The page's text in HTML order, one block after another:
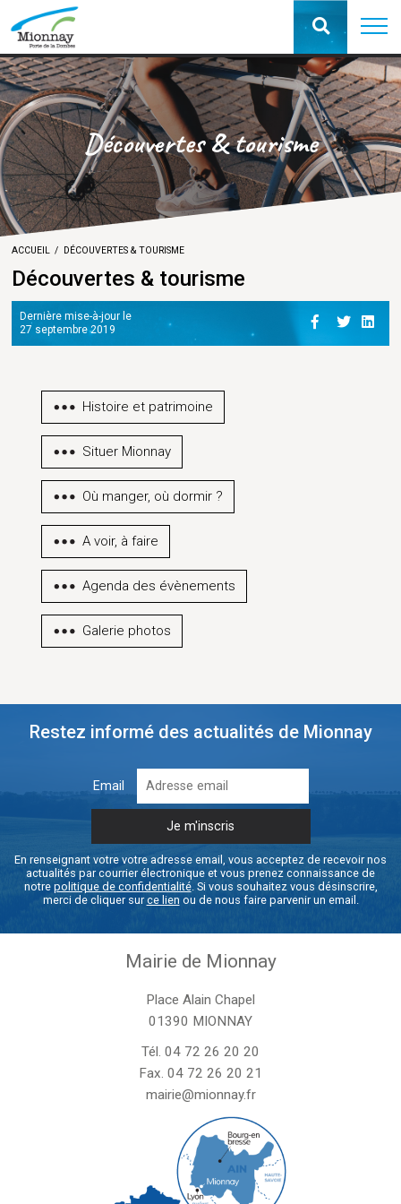
Découvertes & tourisme
ACCUEIL DÉCOUVERTES & TOURISME
Découvertes & tourisme
Dernière mise-à-jour le
27 septembre 2019
Histoire et patrimoine
Situer Mionnay
Où manger, où dormir ?
A voir, à faire
Agenda des évènements
Galerie photos
Restez informé des actualités de Mionnay
Email
En renseignant votre votre adresse email, vous acceptez de recevoir nos
actualités par courrier électronique et vous prenez connaissance de
notre politique de confidentialité. Si vous souhaitez vous désinscrire,
merci de cliquer surce lien ou de nous faire parvenir un email.
Mairie de Mionnay
Place Alain Chapel
01390 MIONNAY
Tél. 04 72 26 20 20
Fax. 04 72 26 20 21
mairie@mionnay.fr